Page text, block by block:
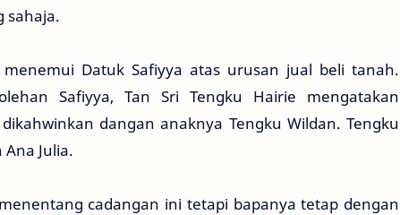
sahaja.
Datuk Safiyya atas urusan jual beli tanah.
Safiyya, Tan Sri Tengku Hairie mengatakan
dangan anaknya Tengku Wildan. Tengku
Julia.
cadangan ini tetapi bapanya tetap dengan